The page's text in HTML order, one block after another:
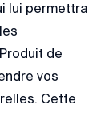
lui permettra
de
vos
Cette